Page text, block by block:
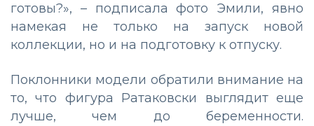
готовы?», – подписала фото Эмили, явно
намекая не только на запуск новой
коллекции, но и на подготовку к отпуску.
Поклонники модели обратили внимание на
то, что фигура Ратаковски выглядит еще
лучше, чем до беременности.